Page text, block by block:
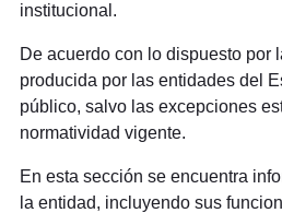
institucional.
De acuerdo con lo dispuesto por
producida por las entidades del
público, salvo las excepciones
normatividad vigente.
En esta sección se encuentra
la entidad, incluyendo sus